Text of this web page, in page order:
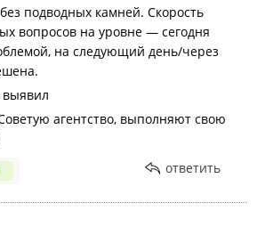
подводных камней. Скорость
вопросов на уровне — сегодня
на следующий день/через
агентство, выполняют свою
ответить